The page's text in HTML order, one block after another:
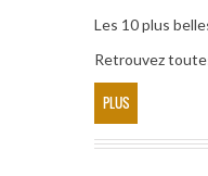
Les 10 plus
Retrouvez
PLUS